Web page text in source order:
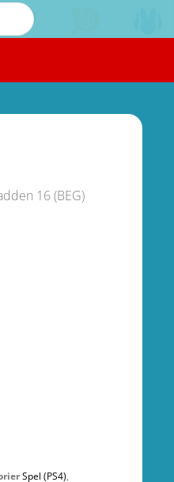
16 (BEG)
Spel (PS4),